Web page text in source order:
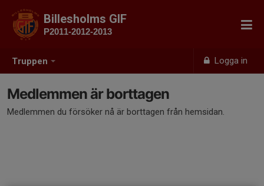
Truppen Logga in
Billesholms GIF
P2011-2012-2013
Medlemmen är borttagen
Medlemmen du försöker nå är borttagen från hemsidan.